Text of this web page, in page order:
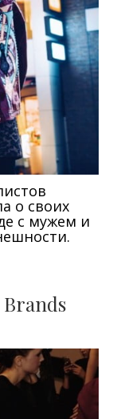
о своих
с мужем и